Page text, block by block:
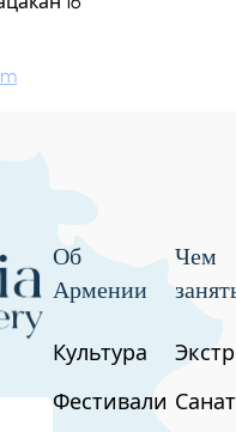
Об
Армении
Культура
Фестивали
Чем